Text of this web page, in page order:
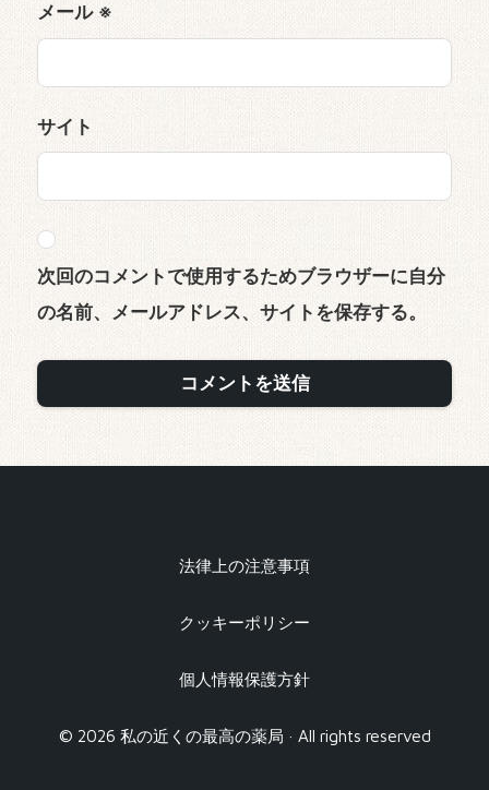
メール ※
サイト
次回のコメントで使用するためブラウザーに自分
の名前、メールアドレス、サイトを保存する。
法律上の注意事項
クッキーポリシー
個人情報保護方針
© 2026 私の近くの最高の薬局 · All rights reserved